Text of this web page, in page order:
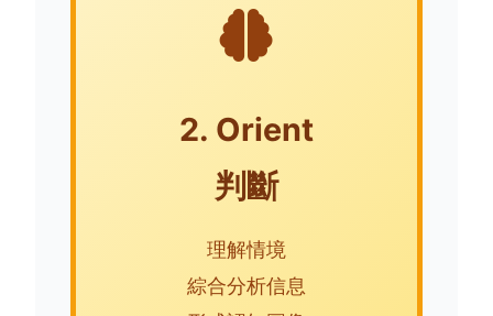
2. Orient
判斷
理解情境
綜合分析信息